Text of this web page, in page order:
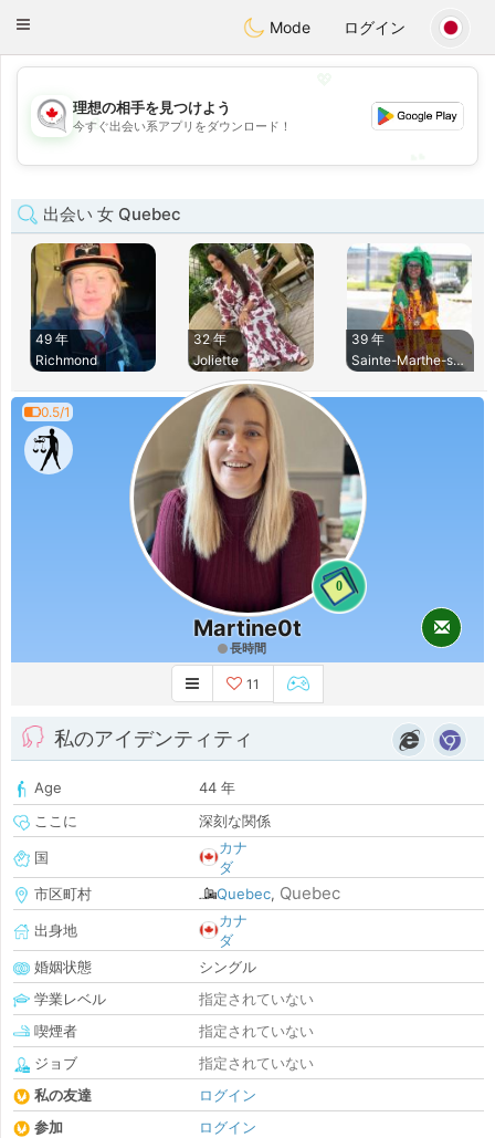
CANADIANchat
Toggle
Mode ログイン
💖
💕
理想の相手を見つけよう
今すぐ出会い系アプリをダウンロード！
出会い 女 Quebec
49 年
Richmond
32 年
Joliette
39 年
Sainte-Marthe-sur-
0.5/1
0
Martine0t
長時間
11
私のアイデンティティ
Age
44 年
ここに
深刻な関係
国
カナ
ダ
市区町村
Quebec, Quebec
出身地
カナ
ダ
婚姻状態
シングル
学業レベル
指定されていない
喫煙者
指定されていない
ジョブ
指定されていない
私の友達
ログイン
参加
ログイン